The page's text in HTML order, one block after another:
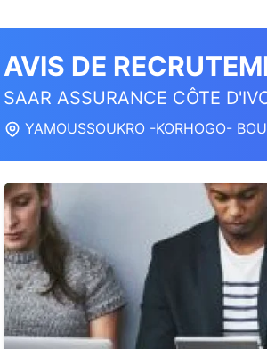
AVIS DE
SAAR ASSURANCE CÔTE
YAMOUSSOUKRO -KORHOGO-